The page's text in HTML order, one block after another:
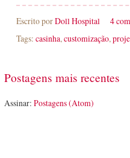
Escrito porDoll Hospital
4
Tags: casinha,customização,
Postagens mais recentes
Assinar: Postagens (Atom)